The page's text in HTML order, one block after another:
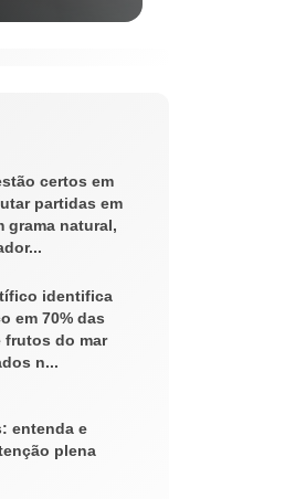
certos em
partidas em
grama natural,
identifica
em 70% das
frutos do mar
n...
entenda e
plena